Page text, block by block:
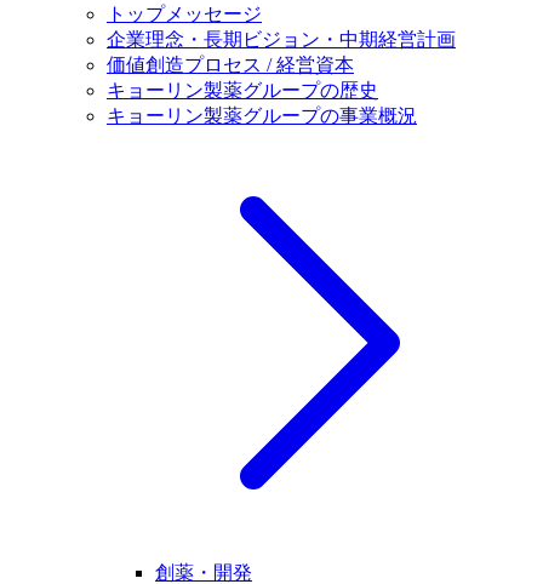
トップメッセージ
企業理念・長期ビジョン・中期経営計画
価値創造プロセス / 経営資本
キョーリン製薬グループの歴史
キョーリン製薬グループの事業概況
創薬・開発